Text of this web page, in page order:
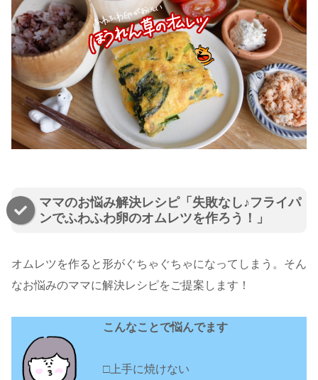
ママのお悩み解決レシピ「失敗なし♪フライパ
ンでふわふわ卵のオムレツを作ろう！」
オムレツを作ると形がぐちゃぐちゃになってしまう。そん
なお悩みのママに解決レシピをご提案します！
こんなことで悩んでます
□上手に焼けない